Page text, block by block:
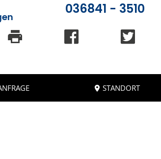
036841 - 3510
STANDORT